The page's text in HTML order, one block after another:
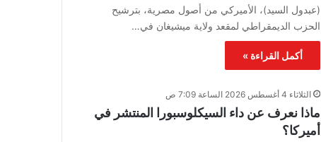
(عبدول السيد)، الأميركي من أصول مصرية، بترشيح
الحزب الديمقراطي لمقعد ولاية ميشيغان في…
أكمل القراءة »
الثلاثاء 4 أغسطس 2026 الساعة 7:09 ص
ماذا نعرف عن داء السيكلوسبورا المنتشر في
أميركا؟